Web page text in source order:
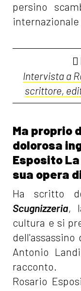
persino
Intervista a
scrittore,
Ma proprio
dolorosa
Esposito
sua opera
Ha scritto
Scugnizzeria,
cultura e si
Antonio
racconto.
Rosario